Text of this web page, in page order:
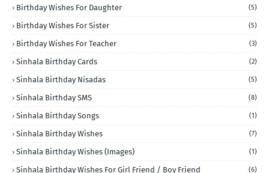
Birthday Wishes For Daughter (5)
Birthday Wishes For Sister (5)
Birthday Wishes For Teacher (3)
Sinhala Birthday Cards (2)
Sinhala Birthday Nisadas (5)
Sinhala Birthday SMS (8)
Sinhala Birthday Songs (1)
Sinhala Birthday Wishes (7)
Sinhala Birthday Wishes (Images) (1)
Sinhala Birthday Wishes For Girl Friend / Boy Friend (6)